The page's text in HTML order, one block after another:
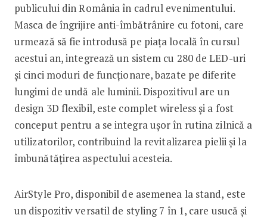
publicului din România în cadrul evenimentului.
Masca de îngrijire anti-îmbătrânire cu fotoni, care
urmează să fie introdusă pe piața locală în cursul
acestui an, integrează un sistem cu 280 de LED-uri
și cinci moduri de funcționare, bazate pe diferite
lungimi de undă ale luminii. Dispozitivul are un
design 3D flexibil, este complet wireless și a fost
conceput pentru a se integra ușor în rutina zilnică a
utilizatorilor, contribuind la revitalizarea pielii și la
îmbunătățirea aspectului acesteia.
AirStyle Pro, disponibil de asemenea la stand, este
un dispozitiv versatil de styling 7 în 1, care usucă și